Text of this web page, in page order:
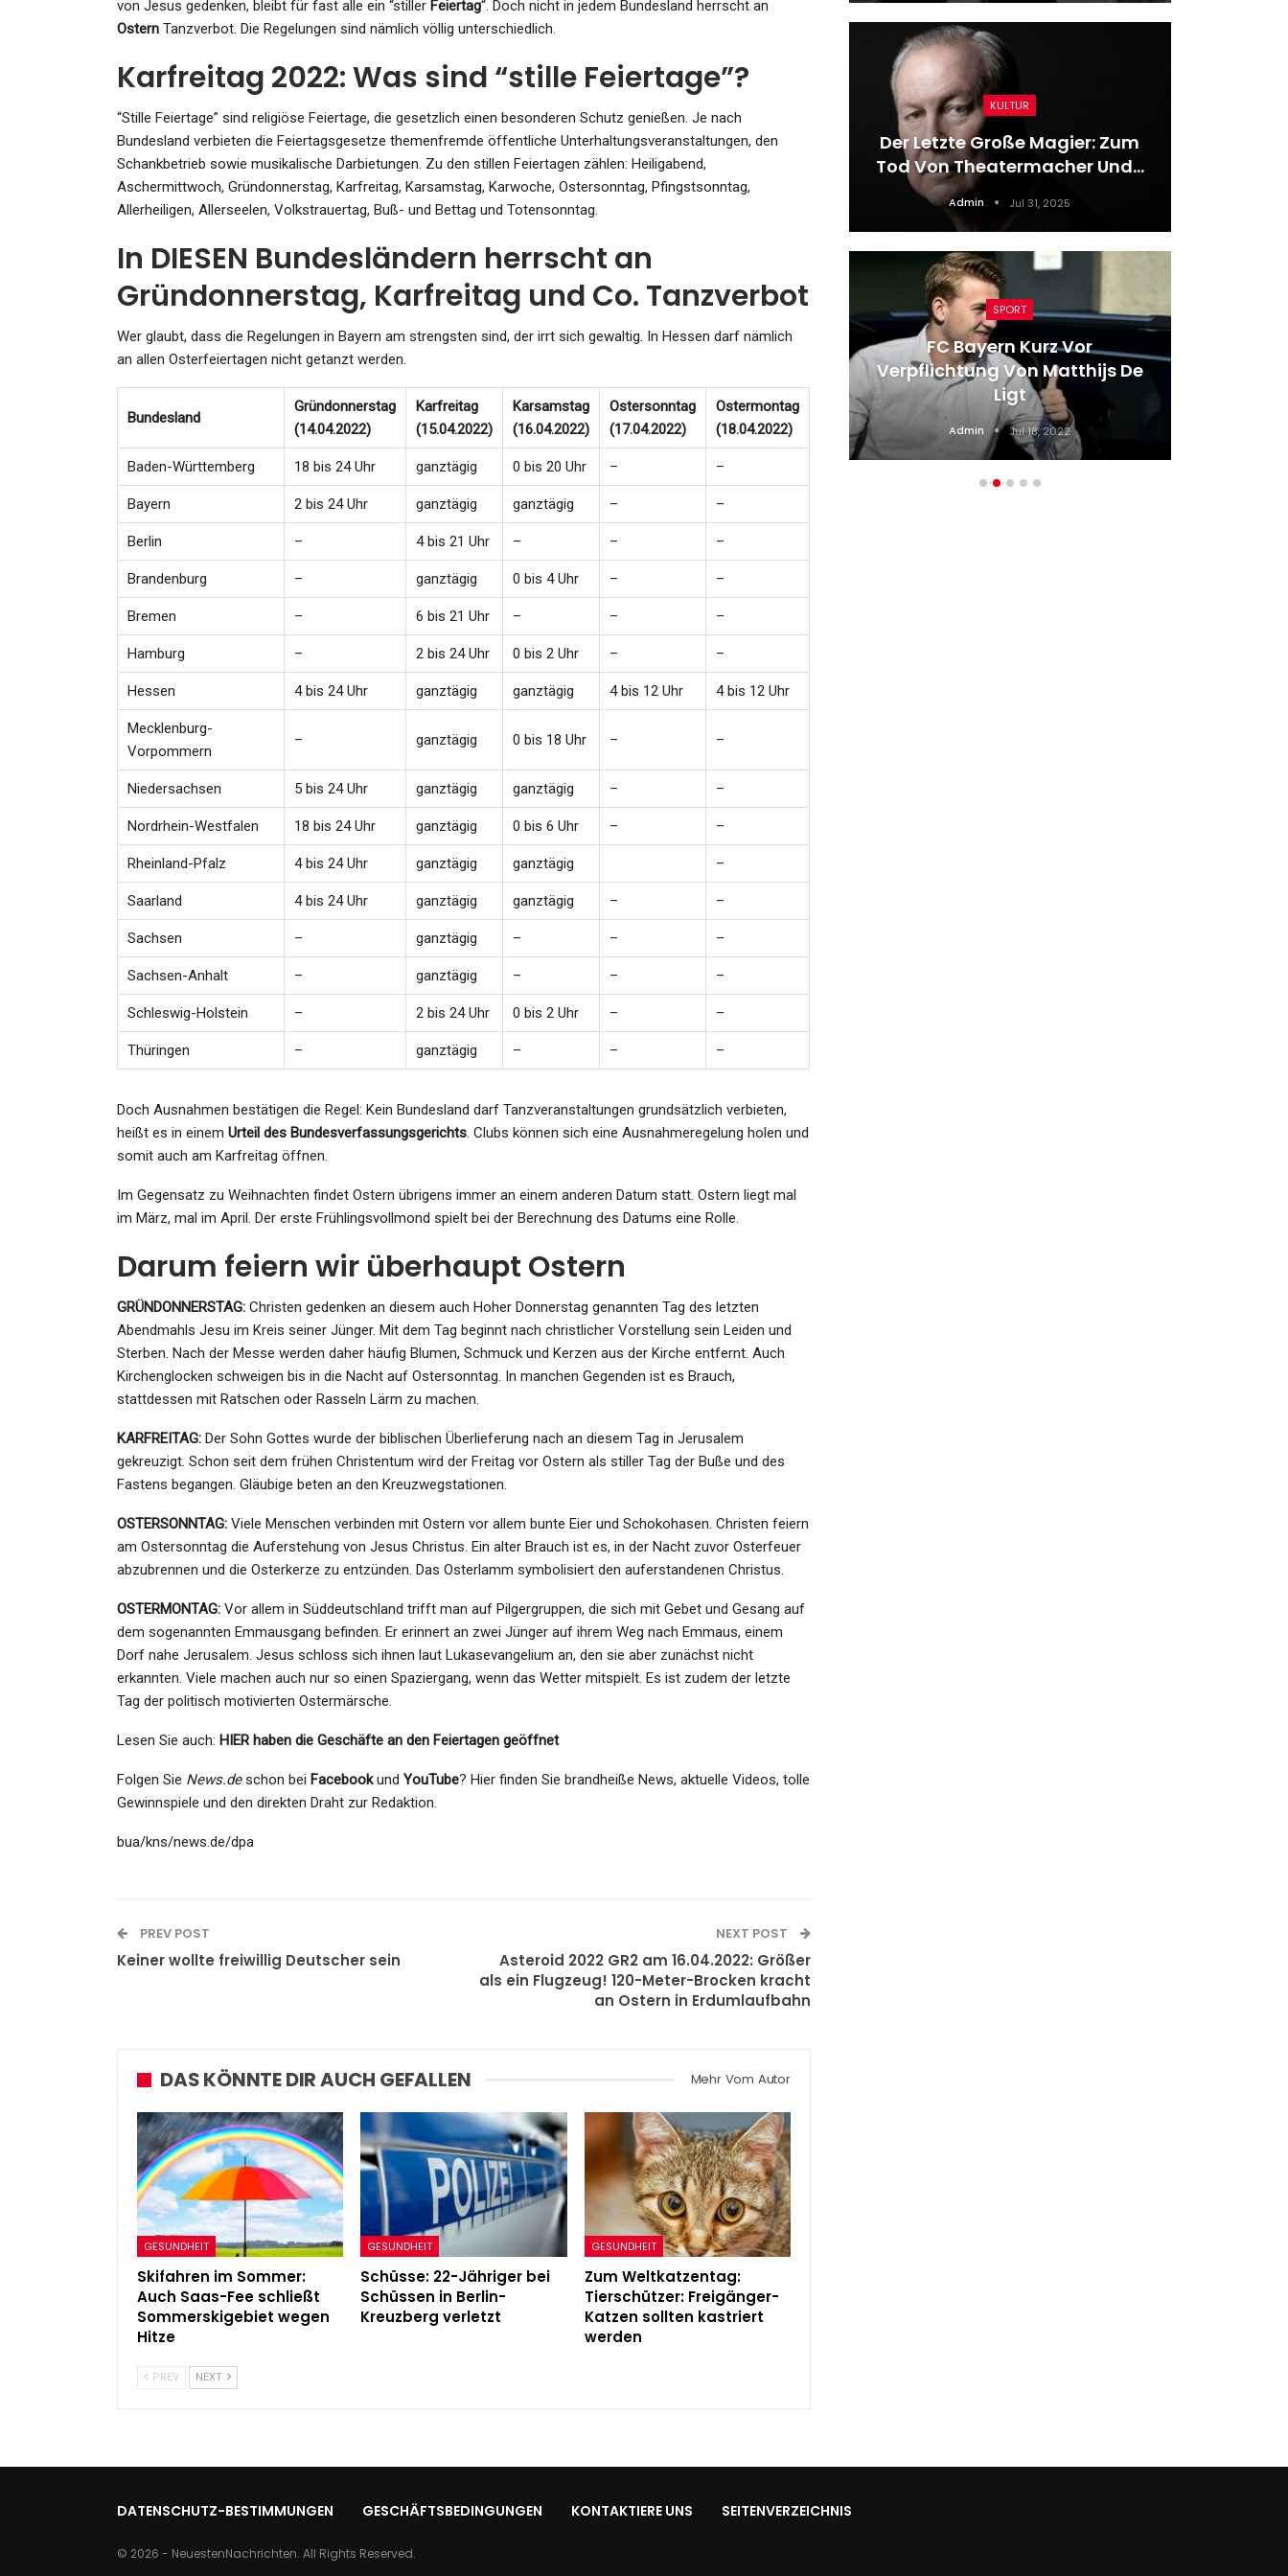
von Jesus gedenken, bleibt für fast alle ein “stiller Feiertag“. Doch nicht in jedem Bundesland herrscht an
Ostern Tanzverbot. Die Regelungen sind nämlich völlig unterschiedlich.
Karfreitag 2022: Was sind “stille Feiertage”?
“Stille Feiertage” sind religiöse Feiertage, die gesetzlich einen besonderen Schutz genießen. Je nach
Bundesland verbieten die Feiertagsgesetze themenfremde öffentliche Unterhaltungsveranstaltungen, den
Schankbetrieb sowie musikalische Darbietungen. Zu den stillen Feiertagen zählen: Heiligabend,
Aschermittwoch, Gründonnerstag, Karfreitag, Karsamstag, Karwoche, Ostersonntag, Pfingstsonntag,
Allerheiligen, Allerseelen, Volkstrauertag, Buß- und Bettag und Totensonntag.
In DIESEN Bundesländern herrscht an
Gründonnerstag, Karfreitag und Co. Tanzverbot
Wer glaubt, dass die Regelungen in Bayern am strengsten sind, der irrt sich gewaltig. In Hessen darf nämlich
an allen Osterfeiertagen nicht getanzt werden.
Bundesland
Gründonnerstag
(14.04.2022)
Karfreitag
(15.04.2022)
Karsamstag
(16.04.2022)
Ostersonntag
(17.04.2022)
Ostermontag
(18.04.2022)
Baden-Württemberg 18 bis 24 Uhr ganztägig 0 bis 20 Uhr – –
Bayern 2 bis 24 Uhr ganztägig ganztägig – –
Berlin – 4 bis 21 Uhr – – –
Brandenburg – ganztägig 0 bis 4 Uhr – –
Bremen – 6 bis 21 Uhr – – –
Hamburg – 2 bis 24 Uhr 0 bis 2 Uhr – –
Hessen 4 bis 24 Uhr ganztägig ganztägig 4 bis 12 Uhr 4 bis 12 Uhr
Mecklenburg-
Vorpommern
– ganztägig 0 bis 18 Uhr – –
Niedersachsen 5 bis 24 Uhr ganztägig ganztägig – –
Nordrhein-Westfalen 18 bis 24 Uhr ganztägig 0 bis 6 Uhr – –
Rheinland-Pfalz 4 bis 24 Uhr ganztägig ganztägig –
Saarland 4 bis 24 Uhr ganztägig ganztägig – –
Sachsen – ganztägig – – –
Sachsen-Anhalt – ganztägig – – –
Schleswig-Holstein – 2 bis 24 Uhr 0 bis 2 Uhr – –
Thüringen – ganztägig – – –
Doch Ausnahmen bestätigen die Regel: Kein Bundesland darf Tanzveranstaltungen grundsätzlich verbieten,
heißt es in einem Urteil des Bundesverfassungsgerichts. Clubs können sich eine Ausnahmeregelung holen und
somit auch am Karfreitag öffnen.
Im Gegensatz zu Weihnachten findet Ostern übrigens immer an einem anderen Datum statt. Ostern liegt mal
im März, mal im April. Der erste Frühlingsvollmond spielt bei der Berechnung des Datums eine Rolle.
Darum feiern wir überhaupt Ostern
GRÜNDONNERSTAG: Christen gedenken an diesem auch Hoher Donnerstag genannten Tag des letzten
Abendmahls Jesu im Kreis seiner Jünger. Mit dem Tag beginnt nach christlicher Vorstellung sein Leiden und
Sterben. Nach der Messe werden daher häufig Blumen, Schmuck und Kerzen aus der Kirche entfernt. Auch
Kirchenglocken schweigen bis in die Nacht auf Ostersonntag. In manchen Gegenden ist es Brauch,
stattdessen mit Ratschen oder Rasseln Lärm zu machen.
KARFREITAG: Der Sohn Gottes wurde der biblischen Überlieferung nach an diesem Tag in Jerusalem
gekreuzigt. Schon seit dem frühen Christentum wird der Freitag vor Ostern als stiller Tag der Buße und des
Fastens begangen. Gläubige beten an den Kreuzwegstationen.
OSTERSONNTAG: Viele Menschen verbinden mit Ostern vor allem bunte Eier und Schokohasen. Christen feiern
am Ostersonntag die Auferstehung von Jesus Christus. Ein alter Brauch ist es, in der Nacht zuvor Osterfeuer
abzubrennen und die Osterkerze zu entzünden. Das Osterlamm symbolisiert den auferstandenen Christus.
OSTERMONTAG: Vor allem in Süddeutschland trifft man auf Pilgergruppen, die sich mit Gebet und Gesang auf
dem sogenannten Emmausgang befinden. Er erinnert an zwei Jünger auf ihrem Weg nach Emmaus, einem
Dorf nahe Jerusalem. Jesus schloss sich ihnen laut Lukasevangelium an, den sie aber zunächst nicht
erkannten. Viele machen auch nur so einen Spaziergang, wenn das Wetter mitspielt. Es ist zudem der letzte
Tag der politisch motivierten Ostermärsche.
Lesen Sie auch: HIER haben die Geschäfte an den Feiertagen geöffnet
Folgen Sie News.deschon bei Facebookund YouTube? Hier finden Sie brandheiße News, aktuelle Videos, tolle
Gewinnspiele und den direkten Draht zur Redaktion.
bua/kns/news.de/dpa
PREV POST
Keiner wollte freiwillig Deutscher sein
NEXT POST
Asteroid 2022 GR2 am 16.04.2022: Größer
als ein Flugzeug! 120-Meter-Brocken kracht
an Ostern in Erdumlaufbahn
DAS KÖNNTE DIR AUCH GEFALLEN Mehr Vom Autor
GESUNDHEIT
Skifahren im Sommer:
Auch Saas-Fee schließt
Sommerskigebiet wegen
Hitze
GESUNDHEIT
Schüsse: 22-Jähriger bei
Schüssen in Berlin-
Kreuzberg verletzt
GESUNDHEIT
Zum Weltkatzentag:
Tierschützer: Freigänger-
Katzen sollten kastriert
werden
PREV NEXT
Alba Berlin Gibt Die Richtung
Vor
Admin Sep 3, 2022
SPORT
Fußball-Bundesliga: Tah Nach
Verspieltem Sieg: „Fühle Mich…
Oct 26, 2024
KULTUR
Grundsteinlegung Für Das
Berlin Modern: Das Neue
Museum Am…
KULTUR
Film Über Eine Deutsch-
Mädchenfreundschaft: Die…
Admin Oct 22, 2024
KULTUR
Der Letzte Große Magier: Zum
Tod Von Theatermacher Und…
Admin Jul 31, 2025
SPORT
FC Bayern Kurz Vor
Verpflichtung Von Matthijs De
Ligt
Admin Jul 18, 2022
DATENSCHUTZ-BESTIMMUNGEN GESCHÄFTSBEDINGUNGEN KONTAKTIERE UNS SEITENVERZEICHNIS
© 2026 - NeuestenNachrichten. All Rights Reserved.